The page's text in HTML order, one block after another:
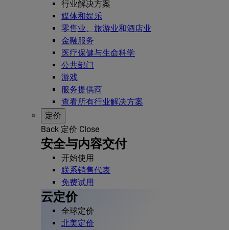
行业解决方案
媒体和娱乐
零售业、旅游业和酒店业
金融服务
医疗保健与生命科学
公共部门
游戏
服务提供商
查看所有行业解决方案
定价
Back 定价 Close
安全与内容交付
开始使用
联系销售代表
免费试用
云定价
全球定价
北美定价